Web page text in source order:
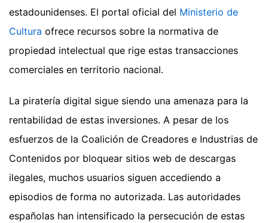
estadounidenses. El portal oficial del Ministerio de
Cultura ofrece recursos sobre la normativa de
propiedad intelectual que rige estas transacciones
comerciales en territorio nacional.
La piratería digital sigue siendo una amenaza para la
rentabilidad de estas inversiones. A pesar de los
esfuerzos de la Coalición de Creadores e Industrias de
Contenidos por bloquear sitios web de descargas
ilegales, muchos usuarios siguen accediendo a
episodios de forma no autorizada. Las autoridades
españolas han intensificado la persecución de estas